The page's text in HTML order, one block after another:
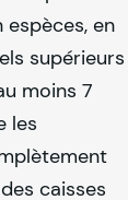
en
supérieurs
moins 7
les
caisses